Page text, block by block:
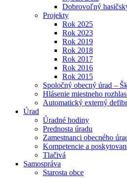
Dobrovoľný
Projekty
Rok 2025
Rok 2023
Rok 2019
Rok 2018
Rok 2017
Rok 2016
Rok 2015
Spoločný obecný úrad –
Hlásenie miestneho
Automatický externý
Úrad
Úradné hodiny
Prednosta úradu
Zamestnanci obecného
Kompetencie a
Tlačivá
Samospráva
Starosta obce